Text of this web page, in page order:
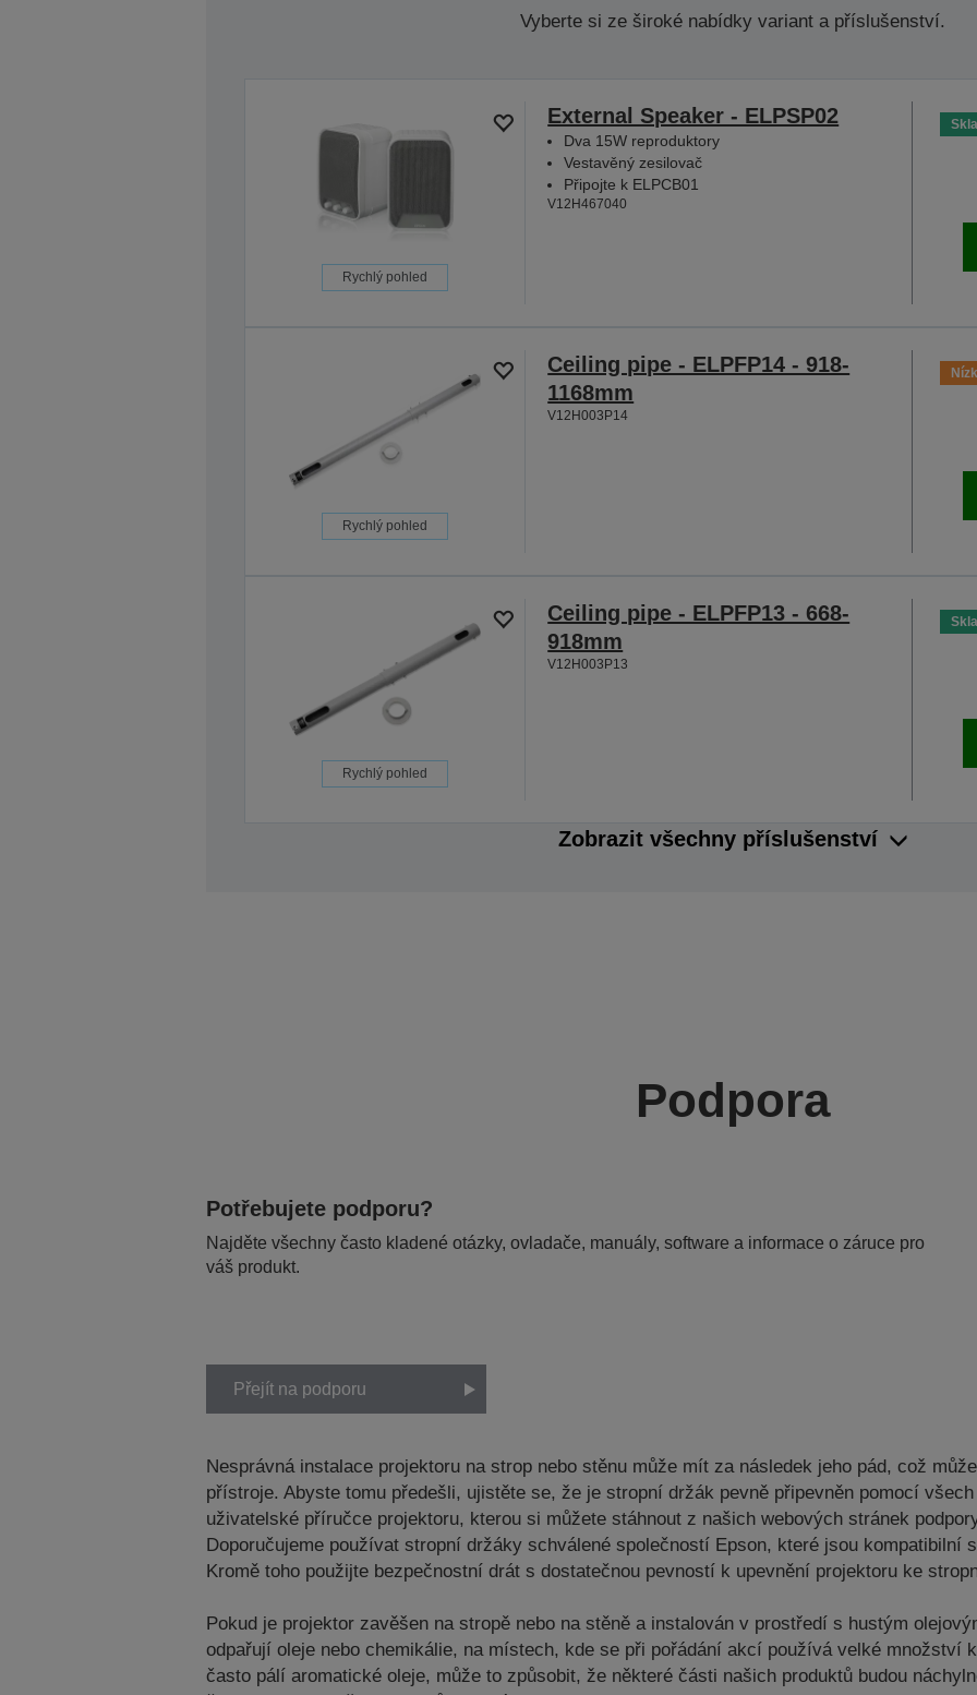
Vyberte si ze široké nabídky variant a příslušenství.
Rychlý pohled
External Speaker - ELPSP02
Dva 15W reproduktory
Vestavěný zesilovač
Připojte k ELPCB01
V12H467040
Rychlý pohled
Ceiling pipe - ELPFP14 - 918-
1168mm
V12H003P14
Rychlý pohled
Ceiling pipe - ELPFP13 - 668-
918mm
V12H003P13
Zobrazit všechny příslušenství
Podpora
Potřebujete podporu?
Najděte všechny často kladené otázky, ovladače, manuály, software a informace o záruce pro
váš produkt.
Přejít na podporu
Nesprávná instalace projektoru na strop nebo stěnu může mít za následek jeho pád, což
přístroje. Abyste tomu předešli, ujistěte se, že je stropní držák pevně připevněn pomocí
uživatelské příručce projektoru, kterou si můžete stáhnout z našich webových stránek
Doporučujeme používat stropní držáky schválené společností Epson, které jsou kompatibilní
Kromě toho použijte bezpečnostní drát s dostatečnou pevností k upevnění projektoru ke
Pokud je projektor zavěšen na stropě nebo na stěně a instalován v prostředí s hustým
odpařují oleje nebo chemikálie, na místech, kde se při pořádání akcí používá velké množství
často pálí aromatické oleje, může to způsobit, že některé části našich produktů budou